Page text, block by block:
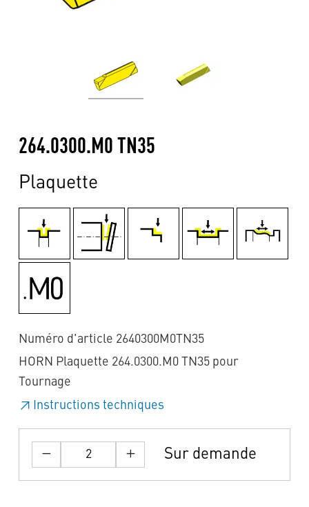
264.0300.M0 TN35
Plaquette
Numéro d'article 2640300M0TN35
HORN Plaquette 264.0300.M0 TN35 pour
Tournage
Instructions techniques
Sur demande